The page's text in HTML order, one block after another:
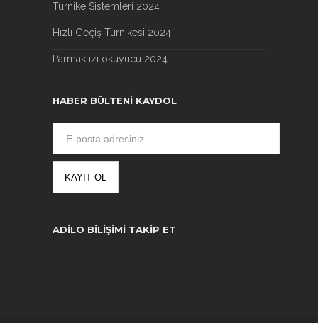
Turnike Sistemleri 2024
Hızlı Geçiş Turnikesi 2024
Parmak izi okuyucu 2024
HABER BÜLTENI KAYDOL
ADILO BILIŞIMI TAKIP ET